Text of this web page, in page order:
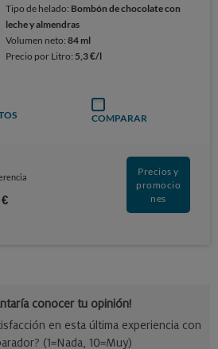
Tipo de helado: Bombón de chocolate con
leche y almendras
Volumen neto:84 ml
Precio por Litro: 5,3 €/l
COMPARAR
€
Precios y
promocio
nes